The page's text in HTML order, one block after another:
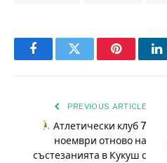
FacebookTwitter Pinterest
PREVIOUS ARTICLE
Атлетически клуб 7
ноември отново на
състезанията в Кукуш с